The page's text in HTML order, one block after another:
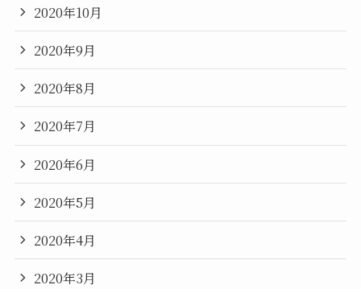
2020年10月
2020年9月
2020年8月
2020年7月
2020年6月
2020年5月
2020年4月
2020年3月